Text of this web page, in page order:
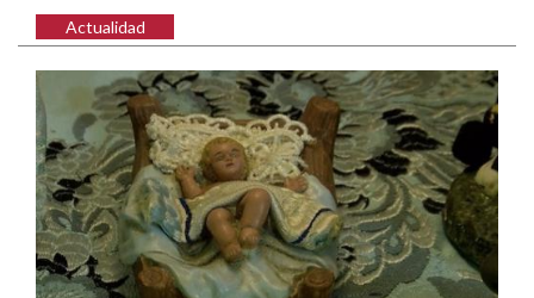
Actualidad